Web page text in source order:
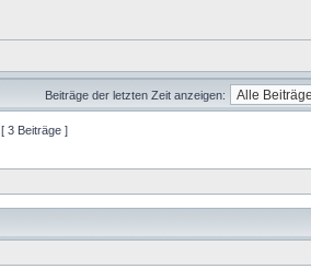
Beiträge der letzten Zeit anzeigen:
[ 3 Beiträge ]